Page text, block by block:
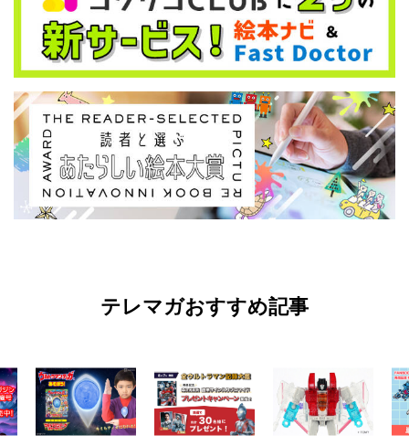
テレマガおすすめ記事